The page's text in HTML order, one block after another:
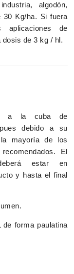
algodón,
Kg/ha. Si fuera
aplicaciones de
dosis de 3 kg / hl.
a la cuba de
debido a su
mayoría de los
El
estar en
y hasta el final
forma paulatina